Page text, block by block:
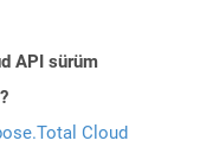
API sürüm
Cloud